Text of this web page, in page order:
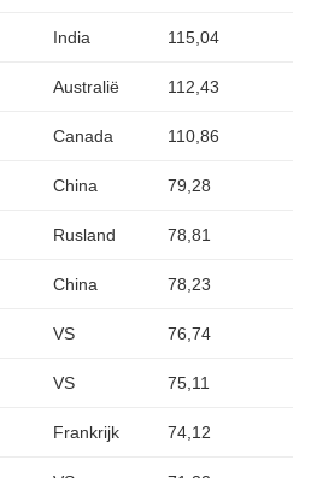
India 115,04
Australië 112,43
Canada 110,86
China 79,28
Rusland 78,81
China 78,23
VS 76,74
VS 75,11
Frankrijk 74,12